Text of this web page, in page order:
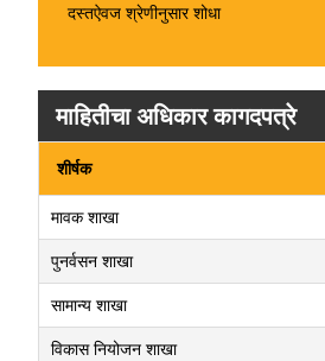
दस्तऐवज श्रेणीनुसार शोधा
माहितीचा अधिकार कागदपत्रे
शीर्षक
मावक शाखा
पुनर्वसन शाखा
सामान्य शाखा
विकास नियोजन शाखा